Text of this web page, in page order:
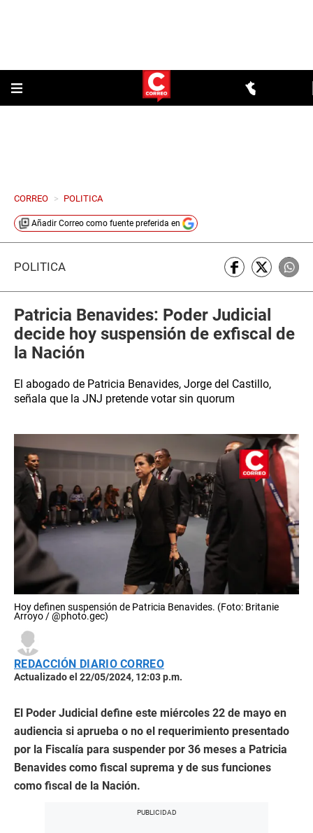
CORREO > POLITICA
Añadir Correo como fuente preferida en
POLÍTICA
Patricia Benavides: Poder Judicial
decide hoy suspensión de exfiscal de
la Nación
El abogado de Patricia Benavides, Jorge del Castillo,
señala que la JNJ pretende votar sin quorum
Hoy definen suspensión de Patricia Benavides. (Foto: Britanie
Arroyo / @photo.gec)
REDACCIÓN DIARIO CORREO
Actualizado el 22/05/2024, 12:03 p.m.
El Poder Judicial define este miércoles 22 de mayo en
audiencia si aprueba o no el requerimiento presentado
por la Fiscalía para suspender por 36 meses a Patricia
Benavides como fiscal suprema y de sus funciones
como fiscal de la Nación.